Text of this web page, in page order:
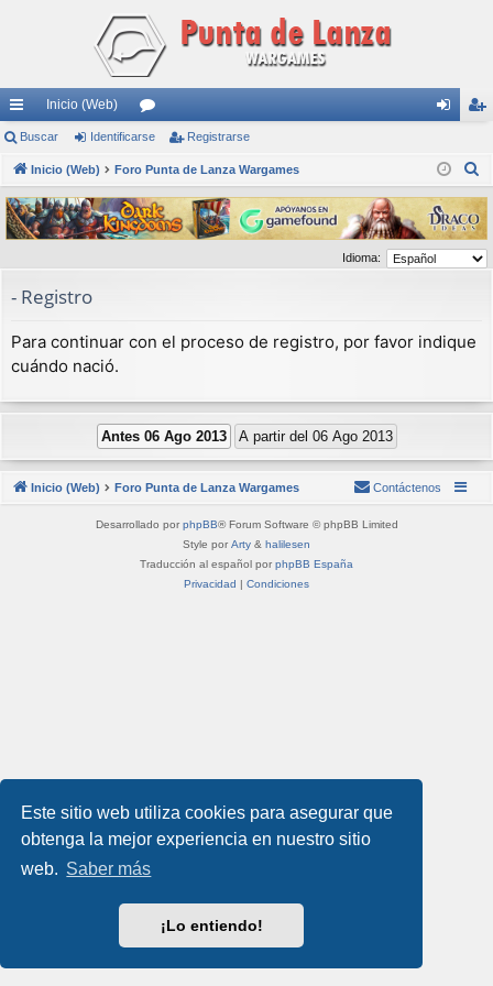
Este sitio web utiliza cookies para asegurar que
obtenga la mejor experiencia en nuestro sitio
web. Saber más
¡Lo entiendo!
nl
ac
es
rá
pi
do
s
Inicio (Web)
or
os nti
fic
ar
se
ist
ra
rs
e
Buscar Identificarse Registrarse
Inicio (Web) Foro Punta de Lanza Wargames
s
c
a
Idioma:
- Registro
Para continuar con el proceso de registro, por favor indique
cuándo nació.
Inicio (Web) Foro Punta de Lanza Wargames Contáctenos
Desarrollado por phpBB® Forum Software © phpBB Limited
Style por Arty & halilesen
Traducción al español por phpBB España
Privacidad | Condiciones